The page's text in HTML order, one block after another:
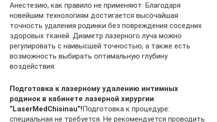
Анестезию, как правило не применяют. Благодаря
новейшим технологиям достигается высочайшая
точность удаления родинки без повреждения соседних
здоровых тканей. Диаметр лазерного луча можно
регулировать с наивысшей точностью, а также есть
возможность выбирать оптимальную глубину
воздействия.
Подготовка к лазерному удалению интимных
родинок в кабинете лазерной хирургии
”LaserMedChisinau”!Подготовка к процедуре:
специальная не требуется. Не рекомендуется проводить